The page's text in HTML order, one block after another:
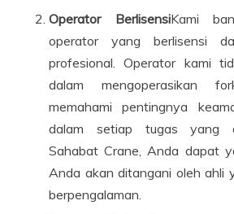
Operator BerlisensiKami
operator yang berlisensi
profesional. Operator kami
dalam mengoperasikan
memahami pentingnya
dalam setiap tugas yang
Sahabat Crane, Anda dapat
Anda akan ditangani oleh ahli
berpengalaman.